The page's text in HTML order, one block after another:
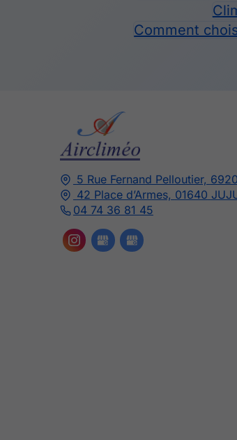
Comment
5 Rue Fernand Pelloutier,
42 Place d’Armes, 01640
04 74 36 81 45